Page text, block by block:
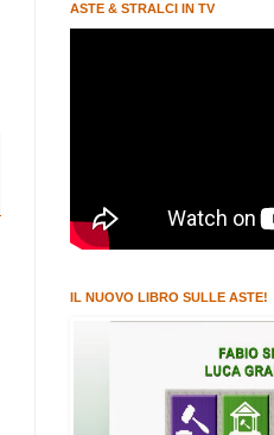
ASTE & STRALCI IN TV
IL NUOVO LIBRO SULLE ASTE!